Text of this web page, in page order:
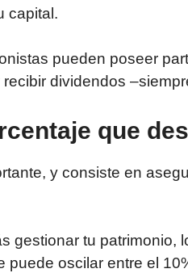
capital.
pueden poseer
dividendos
que
y consiste en
gestionar tu patrimonio,
puede oscilar entre el